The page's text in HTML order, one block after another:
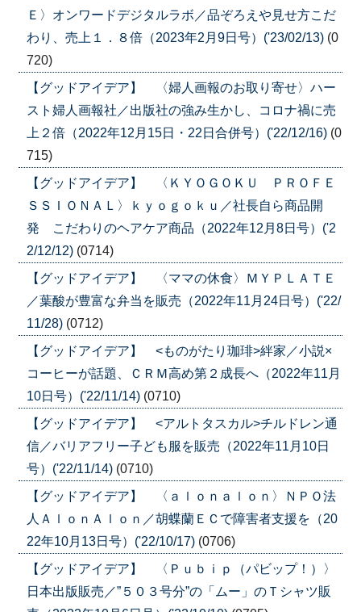
Ｅ〉オンワードデジタルラボ／品ぞろえや見せ方こだ
わり、売上１．８倍（2023年2月9日号）('23/02/13) (0
720)
【グッドアイデア】 〈婦人画報のお取り寄せ〉ハー
スト婦人画報社／出版社の強み生かし、コロナ禍に売
上２倍（2022年12月15日・22日合併号）('22/12/16) (0
715)
【グッドアイデア】 〈ＫＹＯＧＯＫＵ ＰＲＯＦＥ
ＳＳＩＯＮＡＬ〉ｋｙｏｇｏｋｕ／社長自ら商品開
発 こだわりのヘアケア商品（2022年12月8日号）('2
2/12/12) (0714)
【グッドアイデア】 〈ママの休食〉ＭＹＰＬＡＴＥ
／葉酸が豊富な弁当を販売（2022年11月24日号）('22/
11/28) (0712)
【グッドアイデア】 <ものがたり珈琲>絆家／小説×
コーヒーが話題、ＣＲＭ高め第２成長へ（2022年11月
10日号）('22/11/14) (0710)
【グッドアイデア】 <アルトタスカル>チルドレン通
信／バリアフリー子ども服を販売（2022年11月10日
号）('22/11/14) (0710)
【グッドアイデア】 〈ａｌｏｎａｌｏｎ〉ＮＰＯ法
人ＡｌｏｎＡｌｏｎ／胡蝶蘭ＥＣで障害者支援を（20
22年10月13日号）('22/10/17) (0706)
【グッドアイデア】 〈Ｐｕｂｉｐ（パビップ！）〉
日本出版販売／”５０３号分”の「ムー」のＴシャツ販